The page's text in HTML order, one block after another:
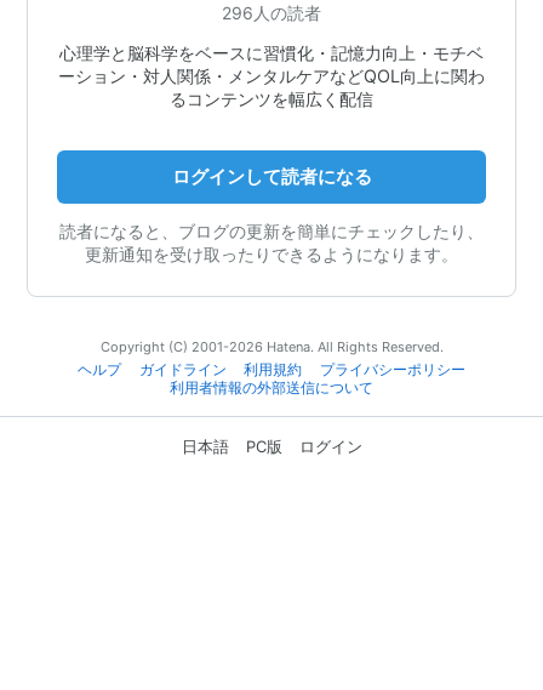
296人の読者
心理学と脳科学をベースに習慣化・記憶力向上・モチベ
ーション・対人関係・メンタルケアなどQOL向上に関わ
るコンテンツを幅広く配信
ログインして読者になる
読者になると、ブログの更新を簡単にチェックしたり、
更新通知を受け取ったりできるようになります。
Copyright (C) 2001-2026 Hatena. All Rights Reserved.
ヘルプ
ガイドライン 利用規約
プライバシーポリシー
利用者情報の外部送信について
日本語 PC版 ログイン